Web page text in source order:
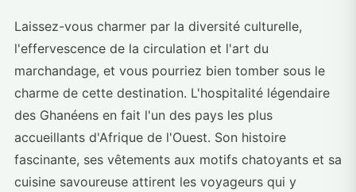
Laissez-vous charmer par la diversité culturelle,
l'effervescence de la circulation et l'art du
marchandage, et vous pourriez bien tomber sous le
charme de cette destination. L'hospitalité légendaire
des Ghanéens en fait l'un des pays les plus
accueillants d'Afrique de l'Ouest. Son histoire
fascinante, ses vêtements aux motifs chatoyants et sa
cuisine savoureuse attirent les voyageurs qui y